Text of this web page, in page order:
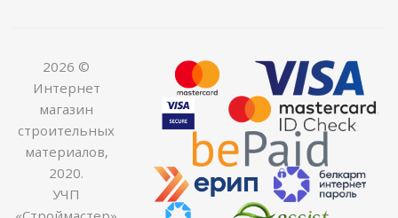
2026 ©
Интернет
магазин
строительных
материалов,
2020.
УЧП